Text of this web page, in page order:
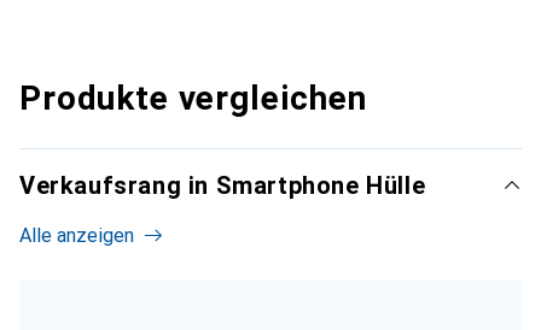
Produkte vergleichen
Verkaufsrang in Smartphone Hülle
Alle anzeigen